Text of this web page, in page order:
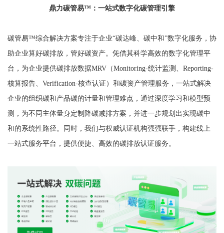
鼎力碳管易™：一站式数字化碳管理引擎
碳管易™综合解决方案专注于企业“碳达峰、碳中和”数字化服务，协
助企业算好碳排放，管好碳资产。凭借其科学高效的数字化管理平
台，为企业提供碳排放数据MRV（Monitoring-统计监测、Reporting-
核算报告、Verification-核查认证）和碳资产管理服务，一站式解决
企业的组织碳和产品碳的计量和管理难点，通过深度学习和模型预
测，为不同主体量身定制降碳减排方案，并进一步规划出实现碳中
和的系统性路径。同时，我们与权威认证机构强强联手，构建线上
一站式服务平台，提供便捷、高效的碳排放认证服务。